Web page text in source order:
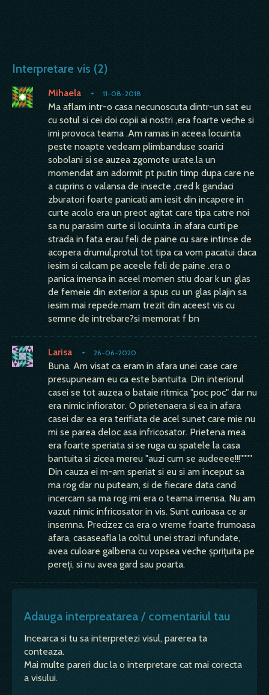
Interpretare vis (2)
Mihaela • 11-08-2018
Ma aflam intr-o casa necunoscuta dintr-un sat eu
cu sotul si cei doi copii ai nostri ,era foarte veche si
imi provoca teama .Am ramas in aceea locuinta
peste noapte vedeam plimbanduse soarici
sobolani si se auzea zgomote urate.la un
momendat am adormit pt putin timp dupa care ne
a cuprins o valansa de insecte ,cred k gandaci
zburatori foarte panicati am iesit din incapere in
curte acolo era un preot agitat care tipa catre noi
sa nu parasim curte si locuinta .in afara curti pe
strada in fata erau feli de paine cu sare intinse de
acopera drumul,protul tot tipa ca vom pacatui daca
iesim si calcam pe aceele feli de paine .era o
panica imensa in aceel momen stiu doar k un glas
de femeie din exterior a spus cu un glas plajin sa
iesim mai repede.mam trezit din aceest vis cu
semne de intrebare?si memorat f bn
Larisa • 26-06-2020
Buna. Am visat ca eram in afara unei case care
presupuneam eu ca este bantuita. Din interiorul
casei se tot auzea o bataie ritmica "poc poc" dar nu
era nimic infiorator. O prietenaera si ea in afara
casei dar ea era terifiata de acel sunet care mie nu
mi se parea deloc asa infricosator. Prietena mea
era foarte speriata si se ruga cu spatele la casa
bantuita si zicea mereu "auzi cum se audeeee!!!""""
Din cauza ei m-am speriat si eu si am inceput sa
ma rog dar nu puteam, si de fiecare data cand
incercam sa ma rog imi era o teama imensa. Nu am
vazut nimic infricosator in vis. Sunt curioasa ce ar
insemna. Precizez ca era o vreme foarte frumoasa
afara, casaseafla la coltul unei strazi infundate,
avea culoare galbena cu vopsea veche șprițuita pe
pereți, si nu avea gard sau poarta.
Adauga interpreatarea / comentariul tau
Incearca si tu sa interpretezi visul, parerea ta
conteaza.
Mai multe pareri duc la o interpretare cat mai corecta
a visului.